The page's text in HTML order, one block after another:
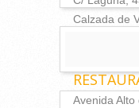
Calzada de
Avenida